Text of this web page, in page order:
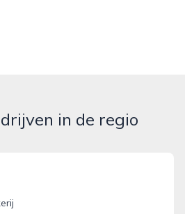
in de regio